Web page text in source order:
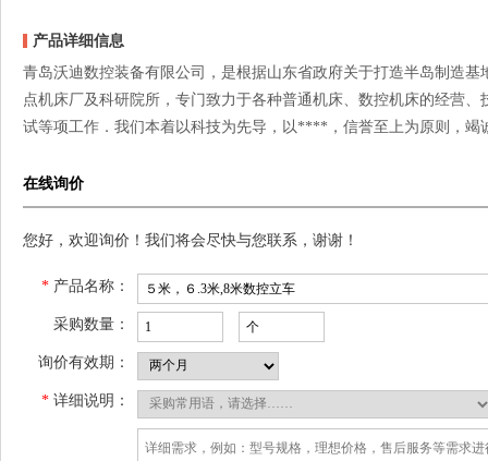
产品详细信息
青岛沃迪数控装备有限公司，是根据山东省政府关于打造半岛制造
点机床厂及科研院所，专门致力于各种普通机床、数控机床的经
试等项工作．我们本着以科技为先导，以****，信誉至上为原则，竭
在线询价
您好，欢迎询价！我们将会尽快与您联系，谢谢！
* 产品名称：
采购数量：
询价有效期：
* 详细说明：